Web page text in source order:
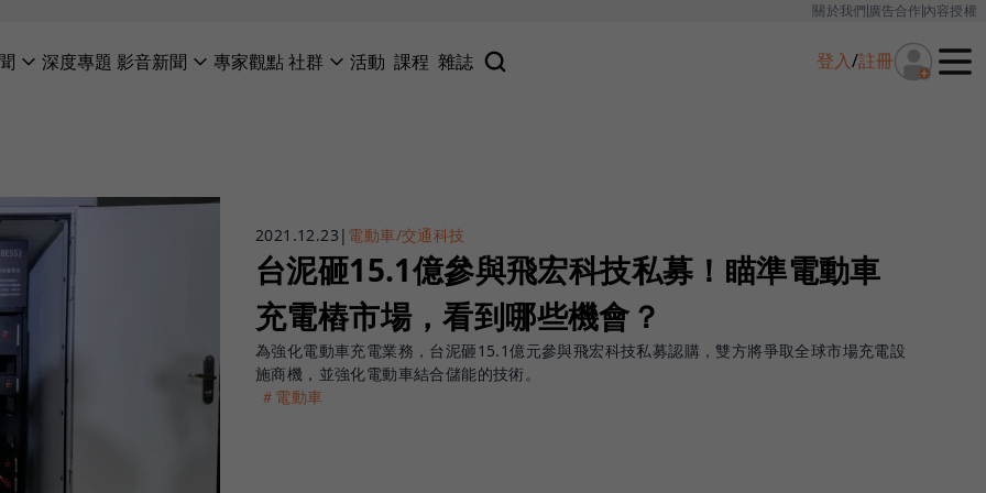
關於我們廣告合作內容授權
深度專題 影音新聞 專家觀點社群 活動 課程 雜誌 登入/註冊
2021.12.23 | 電動車/交通科技
台泥砸15.1億參與飛宏科技私募！瞄準電動車
充電樁市場，看到哪些機會？
為強化電動車充電業務，台泥砸15.1億元參與飛宏科技私募認購，雙方將爭取全球市場充電設
施商機，並強化電動車結合儲能的技術。
＃電動車